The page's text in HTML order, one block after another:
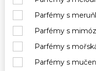
Parfémy s
Parfémy s
Parfémy s
Parfémy s